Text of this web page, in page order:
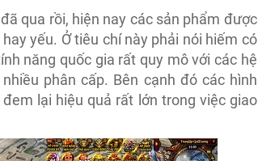
qua rồi, hiện nay các sản phẩm được
yếu. Ở tiêu chí này phải nói hiếm có
năng quốc gia rất quy mô với các hệ
phân cấp. Bên cạnh đó các hình
lại hiệu quả rất lớn trong việc giao